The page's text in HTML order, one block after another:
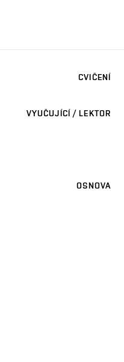
CVIČENÍ
VYUČUJÍCÍ / LEKTOR
OSNOVA